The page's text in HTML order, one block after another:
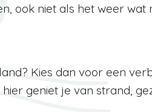
ook niet als het weer wat
Kies dan voor een
geniet je van strand,